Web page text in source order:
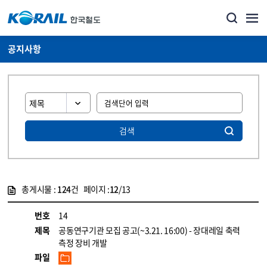
공지사항
검색
총게시물 : 124건 페이지 :12/13
번호
14
제목
공동연구기관 모집 공고(~3.21. 16:00) - 장대레일 축력
측정 장비 개발
파일